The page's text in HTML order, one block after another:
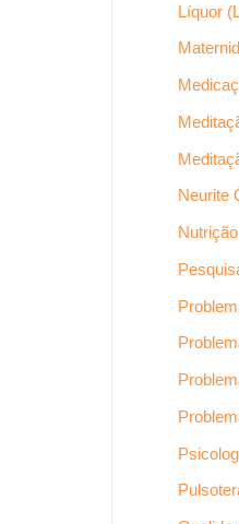
Líquor
Neurite
Nutrição